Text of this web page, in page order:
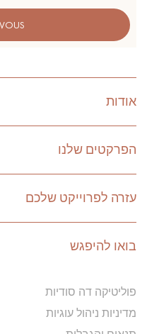
אודות
הפרקטים שלנו
עזרה לפרוייקט שלכם
בואו להיפגש
פוליטיקה דה סודיות
מדיניות ניהול עוגיות